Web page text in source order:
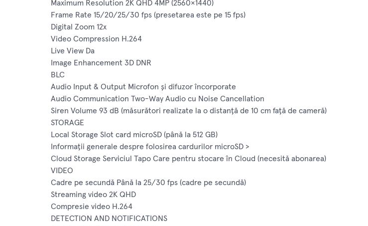
Maximum Resolution 2K QHD 4MP (2560×1440)
Frame Rate 15/20/25/30 fps (presetarea este pe 15 fps)
Digital Zoom 12x
Video Compression H.264
Live View Da
Image Enhancement 3D DNR
BLC
Audio Input & Output Microfon și difuzor încorporate
Audio Communication Two-Way Audio cu Noise Cancellation
Siren Volume 93 dB (măsurători realizate la o distanță de 10 cm față de cameră)
STORAGE
Local Storage Slot card microSD (până la 512 GB)
Informații generale despre folosirea cardurilor microSD >
Cloud Storage Serviciul Tapo Care pentru stocare în Cloud (necesită abonarea)
VIDEO
Cadre pe secundă Până la 25/30 fps (cadre pe secundă)
Streaming video 2K QHD
Compresie video H.264
DETECTION AND NOTIFICATIONS